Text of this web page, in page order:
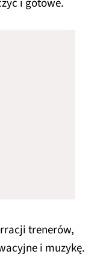
trenerów,
i muzykę.